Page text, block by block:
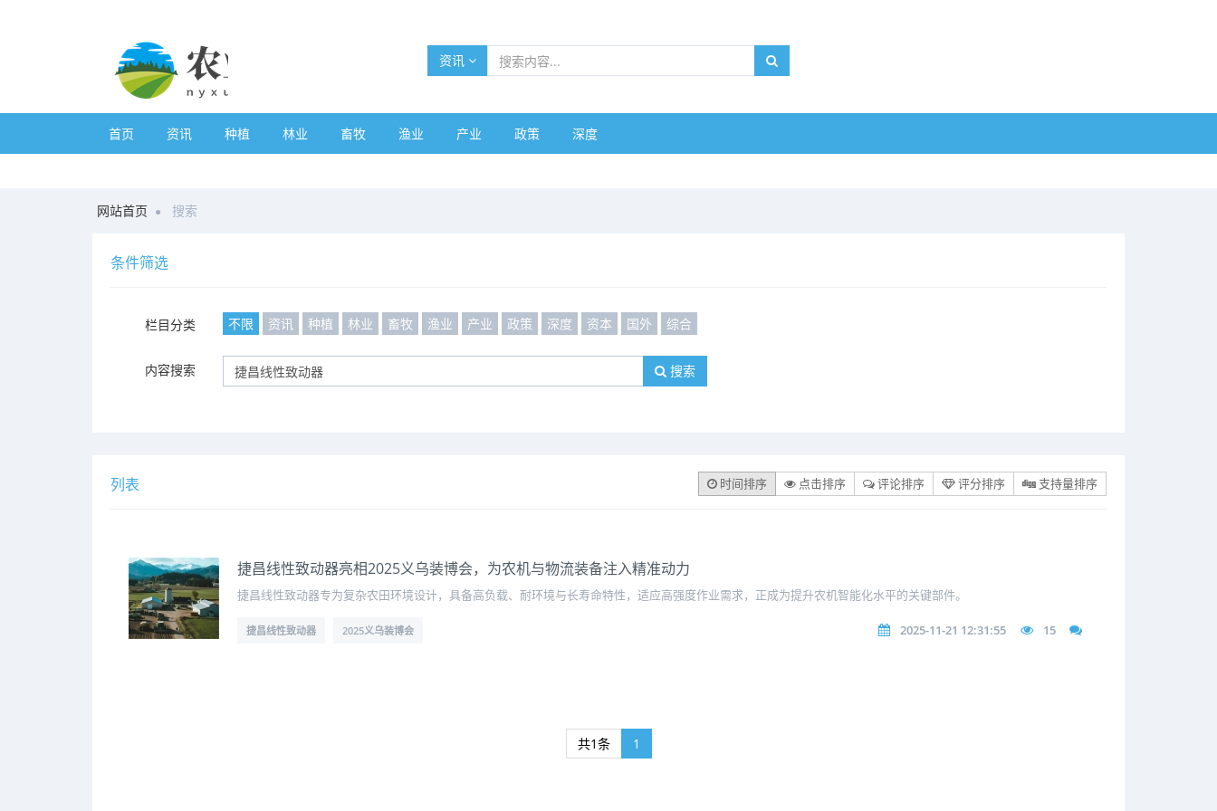
资讯
首页 资讯 种植 林业 畜牧 渔业 产业 政策 深度
网站首页 搜索
条件筛选
栏目分类 不限 资讯 种植 林业 畜牧 渔业 产业 政策 深度 资本 国外 综合
内容搜索 搜索
列表 时间排序 点击排序 评论排序 评分排序 支持量排序
捷昌线性致动器亮相2025义乌装博会，为农机与物流装备注入精准动力
捷昌线性致动器专为复杂农田环境设计，具备高负载、耐环境与长寿命特性，适应高强度作业需求，正成为提升农机智能化水平的关键部件。
捷昌线性致动器 2025义乌装博会 2025-11-21 12:31:55 15
共1条 1